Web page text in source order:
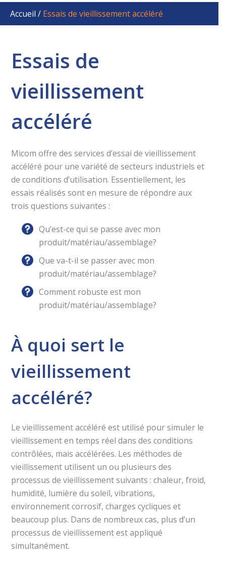
Accueil / Essais de vieillissement accéléré
Essais de
vieillissement
accéléré
Micom offre des services d’essai de vieillissement
accéléré pour une variété de secteurs industriels et
de conditions d’utilisation. Essentiellement, les
essais réalisés sont en mesure de répondre aux
trois questions suivantes :
Qu’est-ce qui se passe avec mon
produit/matériau/assemblage?
Que va-t-il se passer avec mon
produit/matériau/assemblage?
Comment robuste est mon
produit/matériau/assemblage?
À quoi sert le
vieillissement
accéléré?
Le vieillissement accéléré est utilisé pour simuler le
vieillissement en temps réel dans des conditions
contrôlées, mais accélérées. Les méthodes de
vieillissement utilisent un ou plusieurs des
processus de vieillissement suivants : chaleur, froid,
humidité, lumière du soleil, vibrations,
environnement corrosif, charges cycliques et
beaucoup plus. Dans de nombreux cas, plus d’un
processus de vieillissement est appliqué
simultanément.
mieux protéger vos produits des
dommages causés par les UV. Découvrez les
détecter les effets nocifs
potentiels de la lumière UV.
Obtenez votre exemplaire gratuit